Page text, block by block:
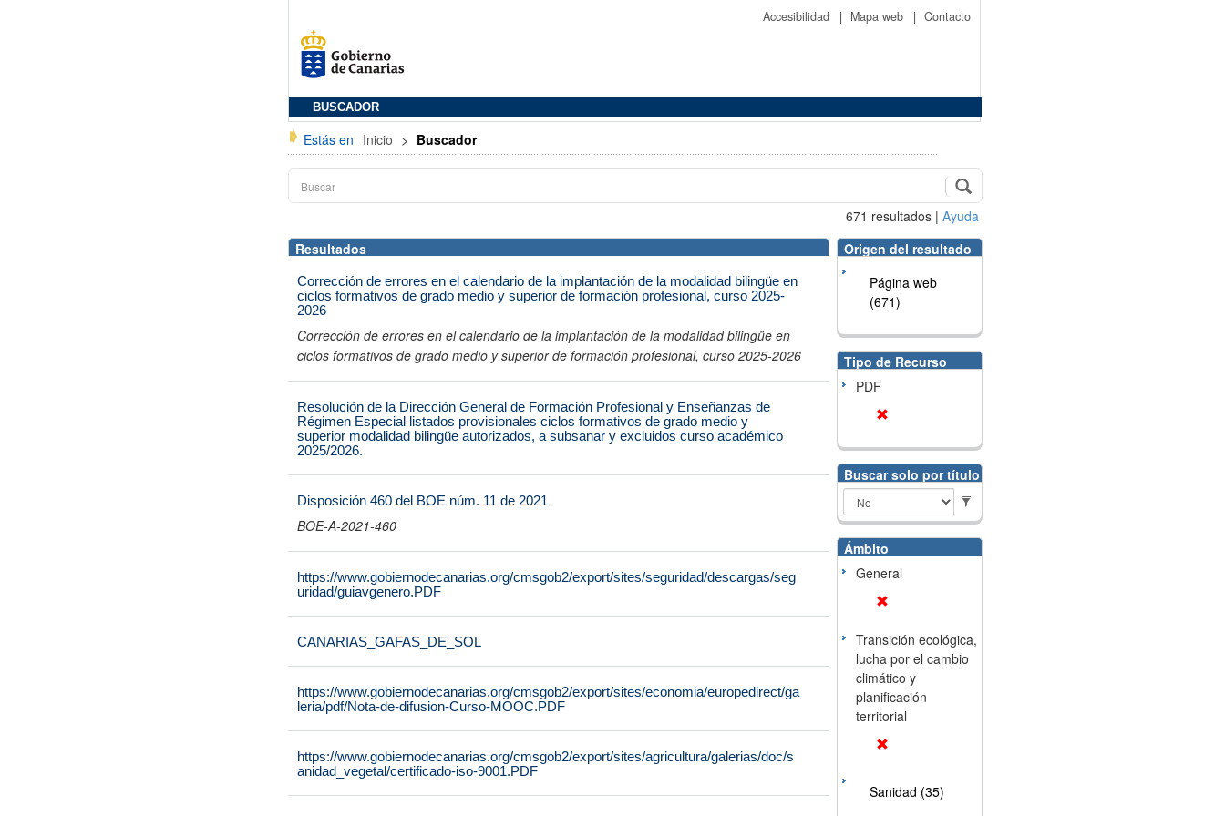
Accesibilidad | Mapa web | Contacto
BUSCADOR
Estás en Inicio > Buscador
671 resultados | Ayuda
Resultados
Corrección de errores en el calendario de la implantación de la modalidad bilingüe en
ciclos formativos de grado medio y superior de formación profesional, curso 2025-
2026
Corrección de errores en el calendario de la implantación de la modalidad bilingüe en
ciclos formativos de grado medio y superior de formación profesional, curso 2025-2026
Resolución de la Dirección General de Formación Profesional y Enseñanzas de
Régimen Especial listados provisionales ciclos formativos de grado medio y
superior modalidad bilingüe autorizados, a subsanar y excluidos curso académico
2025/2026.
Disposición 460 del BOE núm. 11 de 2021
BOE-A-2021-460
https://www.gobiernodecanarias.org/cmsgob2/export/sites/seguridad/descargas/seg
uridad/guiavgenero.PDF
CANARIAS_GAFAS_DE_SOL
https://www.gobiernodecanarias.org/cmsgob2/export/sites/economia/europedirect/ga
leria/pdf/Nota-de-difusion-Curso-MOOC.PDF
https://www.gobiernodecanarias.org/cmsgob2/export/sites/agricultura/galerias/doc/s
anidad_vegetal/certificado-iso-9001.PDF
Origen del resultado
Página web
(671)
Tipo de Recurso
PDF
Buscar solo por título
Ámbito
General
Transición ecológica,
lucha por el cambio
climático y
planificación
territorial
Sanidad (35)